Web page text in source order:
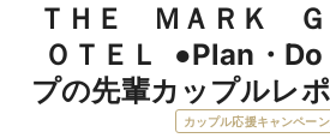
ＴＨＥ　ＭＡＲＫ　
ＯＴＥＬ  ●Plan・
プの先輩カップルレ
カップル応援キャンペー